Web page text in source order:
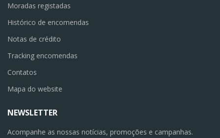
Moradas registadas
Histórico de encomendas
Notas de crédito
Tracking encomendas
Contatos
Mapa do website
NEWSLETTER
Acompanhe as nossas notícias, promoções e campanhas.